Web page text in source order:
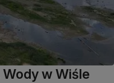
w Wiśle